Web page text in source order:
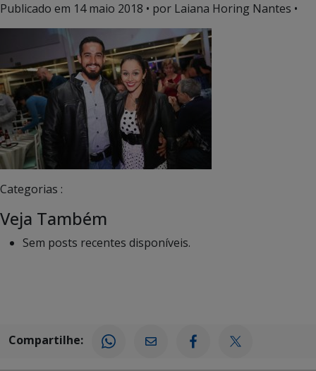
Publicado em 14 maio 2018 • por Laiana Horing Nantes •
Categorias :
Veja Também
Sem posts recentes disponíveis.
Compartilhe: